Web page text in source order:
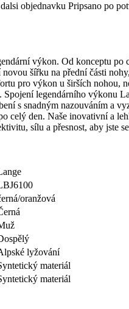
objednavku Pripsano po
výkon. Od konceptu po
šířku na přední části
pro výkon u širších nohou,
legendárního výkonu
s snadným nazouváním a
celý den. Naše inovativní a
sílu a přesnost, aby jste
oranžová
lyžování
materiál
materiál